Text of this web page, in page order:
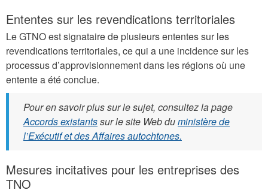
Ententes sur les revendications territoriales
Le GTNO est signataire de plusieurs ententes sur les
revendications territoriales, ce qui a une incidence sur les
processus d’approvisionnement dans les régions où une
entente a été conclue.
Pour en savoir plus sur le sujet, consultez la page
Accords existantssur le site Web duministère de
l’Exécutif et des Affaires autochtones.
Mesures incitatives pour les entreprises des
TNO